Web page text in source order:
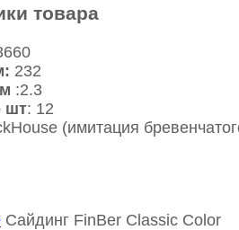
товара
232
:2.3
шт: 12
(имитация
Сайдинг FinBer Classic Color